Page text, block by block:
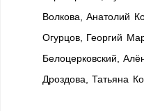
Волкова, Анатолий
Огурцов, Георгий
Белоцерковский,
Дроздова, Татьяна